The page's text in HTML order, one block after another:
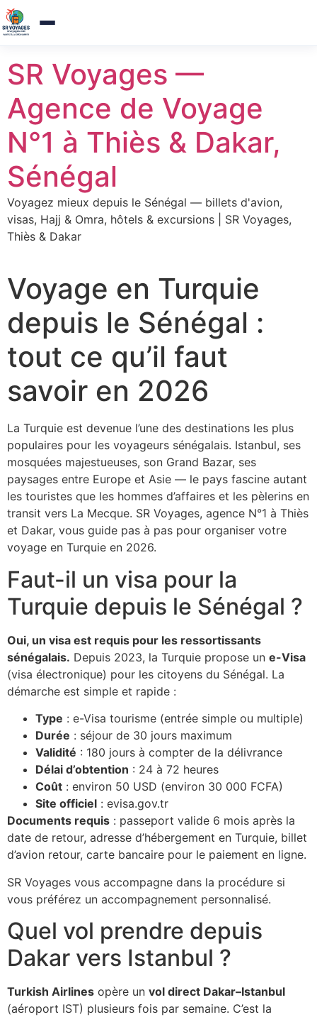
au
contenu
SR Voyages —
Agence de Voyage
N°1 à Thiès & Dakar,
Sénégal
Voyagez mieux depuis le Sénégal — billets d'avion,
visas, Hajj & Omra, hôtels & excursions | SR Voyages,
Thiès & Dakar
Voyage en Turquie
depuis le Sénégal :
tout ce qu’il faut
savoir en 2026
La Turquie est devenue l’une des destinations les plus
populaires pour les voyageurs sénégalais. Istanbul, ses
mosquées majestueuses, son Grand Bazar, ses
paysages entre Europe et Asie — le pays fascine autant
les touristes que les hommes d’affaires et les pèlerins en
transit vers La Mecque. SR Voyages, agence N°1 à Thiès
et Dakar, vous guide pas à pas pour organiser votre
voyage en Turquie en 2026.
Faut-il un visa pour la
Turquie depuis le Sénégal ?
Oui, un visa est requis pour les ressortissants
sénégalais. Depuis 2023, la Turquie propose un e-Visa
(visa électronique) pour les citoyens du Sénégal. La
démarche est simple et rapide :
Type : e-Visa tourisme (entrée simple ou multiple)
Durée : séjour de 30 jours maximum
Validité : 180 jours à compter de la délivrance
Délai d’obtention : 24 à 72 heures
Coût : environ 50 USD (environ 30 000 FCFA)
Site officiel : evisa.gov.tr
Documents requis : passeport valide 6 mois après la
date de retour, adresse d’hébergement en Turquie, billet
d’avion retour, carte bancaire pour le paiement en ligne.
SR Voyages vous accompagne dans la procédure si
vous préférez un accompagnement personnalisé.
Quel vol prendre depuis
Dakar vers Istanbul ?
Turkish Airlines opère un vol direct Dakar–Istanbul
(aéroport IST) plusieurs fois par semaine. C’est la
Agence de voyages a Thies — Reponse sous 1h